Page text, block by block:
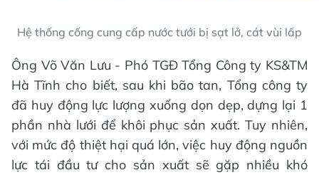
Hệ thống cống cung cấp nước tưới bị sạt lở, cát vùi lấp
Ông Võ Văn Lưu - Phó TGĐ Tổng Công ty KS&TM
Hà Tĩnh cho biết, sau khi bão tan, Tổng công ty
đã huy động lực lượng xuống dọn dẹp, dựng lại 1
phần nhà lưới để khôi phục sản xuất. Tuy nhiên,
với mức độ thiệt hại quá lớn, việc huy động nguồn
lực tái đầu tư cho sản xuất sẽ gặp nhiều khó